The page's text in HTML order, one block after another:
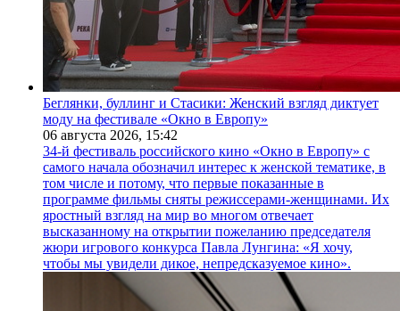
Беглянки, буллинг и Стасики: Женский взгляд диктует
моду на фестивале «Окно в Европу»
06 августа 2026, 15:42
34-й фестиваль российского кино «Окно в Европу» с
самого начала обозначил интерес к женской тематике, в
том числе и потому, что первые показанные в
программе фильмы сняты режиссерами-женщинами. Их
яростный взгляд на мир во многом отвечает
высказанному на открытии пожеланию председателя
жюри игрового конкурса Павла Лунгина: «Я хочу,
чтобы мы увидели дикое, непредсказуемое кино».